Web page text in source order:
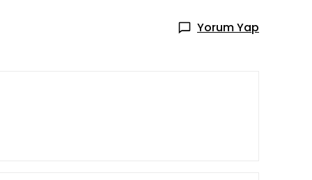
Yorum Yap